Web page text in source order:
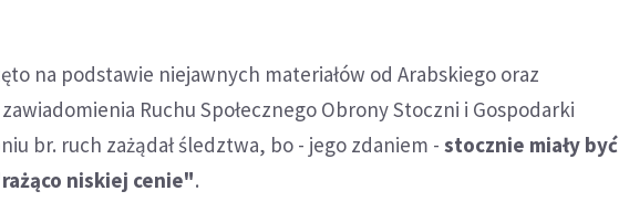
na podstawie niejawnych materiałów od Arabskiego oraz
Ruchu Społecznego Obrony Stoczni i Gospodarki
br. ruch zażądał śledztwa, bo - jego zdaniem -stocznie miały być
niskiej cenie".